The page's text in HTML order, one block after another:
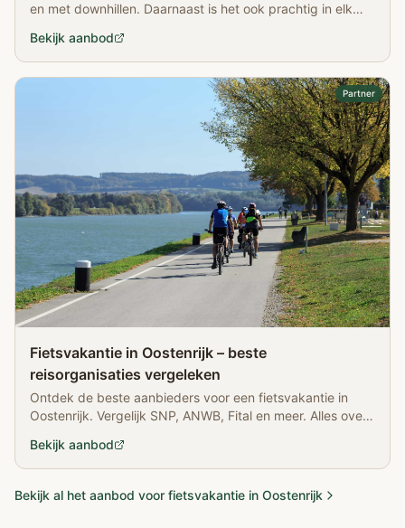
en met downhillen. Daarnaast is het ook prachtig in elk
Bekijk aanbod
Partner
Fietsvakantie in Oostenrijk – beste
reisorganisaties vergeleken
Ontdek de beste aanbieders voor een fietsvakantie in
Oostenrijk. Vergelijk SNP, ANWB, Fital en meer. Alles over
Bekijk aanbod
Bekijk al het aanbod voor fietsvakantie in Oostenrijk